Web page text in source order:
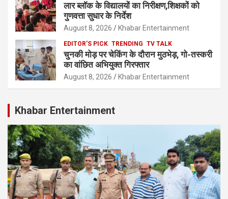
लार ब्लॉक के विद्यालयों का निरीक्षण,शिक्षकों को
गुणवत्ता सुधार के निर्देश
August 8, 2026 Khabar Entertainment
EDITOR'S PICK TRENDING TV TALK
चुनकी मोड़ पर चेकिंग के दौरान मुठभेड़, गो-तस्करी
का वांछित अभियुक्त गिरफ्तार
August 8, 2026 Khabar Entertainment
Khabar Entertainment